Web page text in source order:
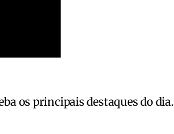
os principais destaques do dia.